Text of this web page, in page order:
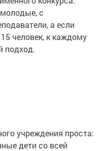
с
а если
человек, к каждому
подход.
учреждения проста:
дети со всей